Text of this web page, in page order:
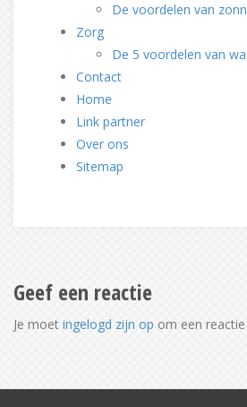
De voordelen van
Zorg
De 5 voordelen van
Contact
Home
Link partner
Over ons
Sitemap
Geef een reactie
Je moet ingelogd zijn op om een